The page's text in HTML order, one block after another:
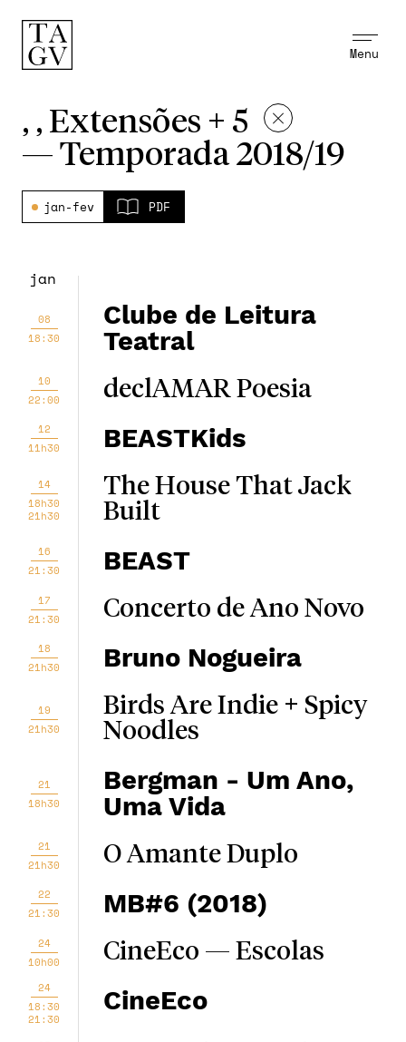
Menu
, , Extensões + 5
— Temporada 2018/19
jan-fev PDF
jan
08
18:30
Clube de Leitura
Teatral
10
22:00
declAMAR Poesia
12
11h30
BEASTKids
14
18h30
21h30
The House That Jack
Built
16
21:30
BEAST
17
21:30
Concerto de Ano Novo
18
21h30
Bruno Nogueira
19
21h30
Birds Are Indie + Spicy
Noodles
21
18h30
Bergman - Um Ano,
Uma Vida
21
21h30
O Amante Duplo
22
21:30
MB#6 (2018)
24
10h00
CineEco — Escolas
24
18:30
21:30
CineEco